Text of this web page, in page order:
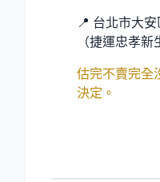
📍 台北市大
（捷運忠孝新
估完不賣完全
決定。